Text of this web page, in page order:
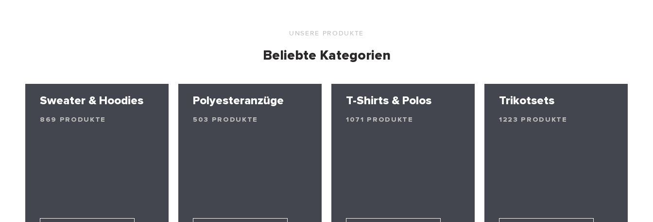
UNSERE PRODUKTE
Beliebte Kategorien
Sweater & Hoodies
869 PRODUKTE
Polyesteranzüge
503 PRODUKTE
T-Shirts & Polos
1071 PRODUKTE
Trikotsets
1223 PRODUKTE